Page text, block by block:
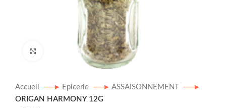
Click to enlarge
Accueil Epicerie
ASSAISONNEMENT
ORIGAN HARMONY 12G